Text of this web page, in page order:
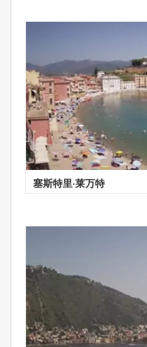
塞斯特里·莱万特